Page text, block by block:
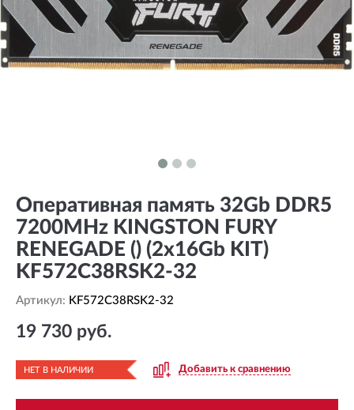
Оперативная память 32Gb DDR5
7200MHz KINGSTON FURY
RENEGADE () (2x16Gb KIT)
KF572C38RSK2-32
Артикул: KF572C38RSK2-32
19 730 руб.
НЕТ В НАЛИЧИИ Добавить к сравнению